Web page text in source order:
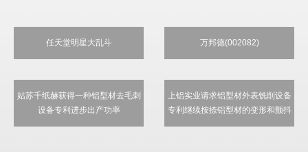
任天堂明星大乱斗 万邦德(002082)
姑苏千纸赫获得一种铝型材去毛刺
设备专利进步出产功率
上铝实业请求铝型材外表铣削设备
专利继续按捺铝型材的变形和颤抖